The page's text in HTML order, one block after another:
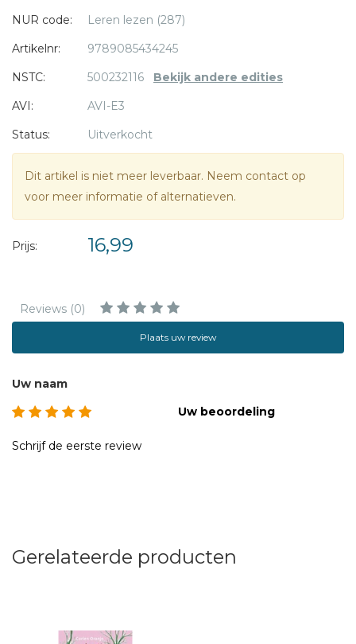
NUR code:
Leren lezen (287)
Artikelnr:
9789085434245
NSTC:
500232116 Bekijk andere edities
AVI:
AVI-E3
Status:
Uitverkocht
Dit artikel is niet meer leverbaar. Neem contact op
voor meer informatie of alternatieven.
Prijs: 16,99
Reviews (0)
Plaats uw review
Uw naam
Uw beoordeling
Schrijf de eerste review
Gerelateerde producten